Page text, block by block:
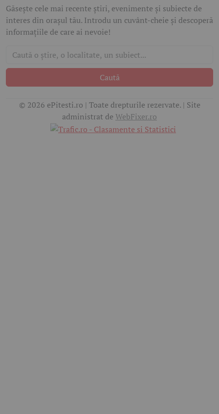
Găsește cele mai recente știri, evenimente și subiecte de
interes din orașul tău. Introdu un cuvânt-cheie și descoperă
informațiile de care ai nevoie!
Caută
© 2026 ePitesti.ro | Toate drepturile rezervate. | Site
administrat de WebFixer.ro